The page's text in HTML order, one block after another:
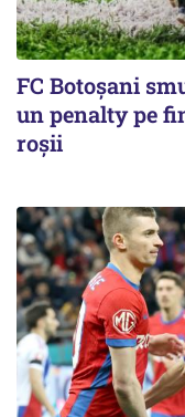
FC Botoşani
un penalty pe
roşii